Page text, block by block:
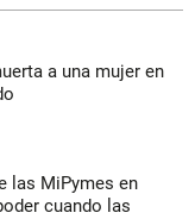
a una mujer en
las MiPymes en
cuando las